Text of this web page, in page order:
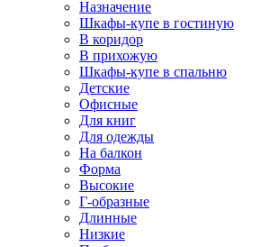
Назначение
Шкафы-купе в гостиную
В коридор
В прихожую
Шкафы-купе в спальню
Детские
Офисные
Для книг
Для одежды
На балкон
Форма
Высокие
Г-образные
Длинные
Низкие